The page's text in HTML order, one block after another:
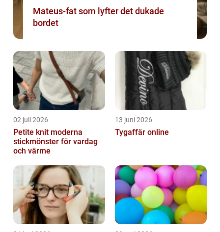
Mateus-fat som lyfter det dukade
bordet
02 juli 2026
Petite knit moderna
stickmönster för vardag
och värme
13 juni 2026
Tygaffär online